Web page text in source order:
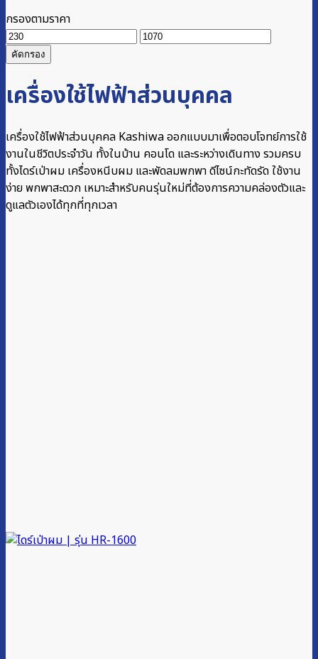
กรองตามราคา
ราคา
ต่ำ
สุด
ราคา
คัดกรอง
เครื่องใช้ไฟฟ้าส่วนบุคคล
เครื่องใช้ไฟฟ้าส่วนบุคคล Kashiwa ออกแบบมาเพื่อตอบโจทย์การใช้
งานในชีวิตประจำวัน ทั้งในบ้าน คอนโด และระหว่างเดินทาง รวมครบ
ทั้งไดร์เป่าผม เครื่องหนีบผม และพัดลมพกพา ดีไซน์กะทัดรัด ใช้งาน
ง่าย พกพาสะดวก เหมาะสำหรับคนรุ่นใหม่ที่ต้องการความคล่องตัวและ
ดูแลตัวเองได้ทุกที่ทุกเวลา